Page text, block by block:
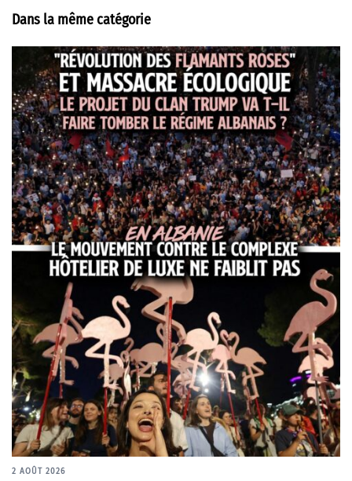
Dans la même catégorie
2 AOÛT 2026